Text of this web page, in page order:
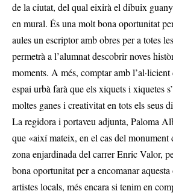
de la ciutat, del qual eixirà el dibuix
en mural. És una molt bona oportunitat
aules un escriptor amb obres per a totes
permetrà a l’alumnat descobrir noves
moments. A més, comptar amb
espai urbà farà que els xiquets i xiquetes
moltes ganes i creativitat en tots els seus
La regidora i portaveu adjunta, Paloma
que «així mateix, en el cas del monument
zona enjardinada del carrer Enric Valor,
bona oportunitat per a encomanar
artistes locals, més encara si tenim en